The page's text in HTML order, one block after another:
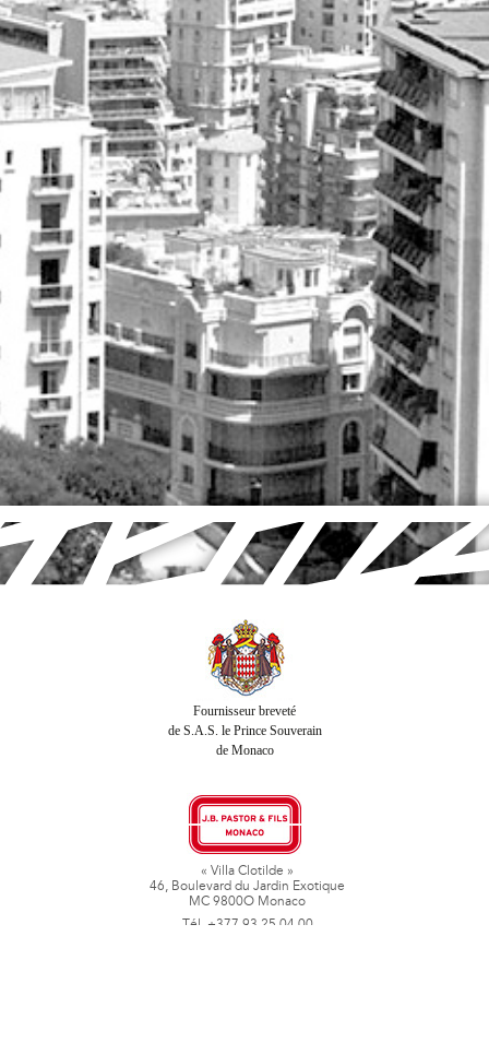
Fournisseur breveté
de S.A.S. le Prince Souverain
de Monaco
« Villa Clotilde »
46, Boulevard du Jardin Exotique
MC 9800O Monaco
Tél. +377 93 25 04 00